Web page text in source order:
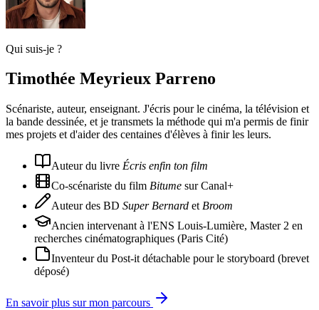
Qui suis-je ?
Timothée Meyrieux Parreno
Scénariste, auteur, enseignant. J'écris pour le cinéma, la télévision et
la bande dessinée, et je transmets la méthode qui m'a permis de finir
mes projets et d'aider des centaines d'élèves à finir les leurs.
Auteur du livre Écris enfin ton film
Co-scénariste du film Bitume sur Canal+
Auteur des BD Super Bernard et Broom
Ancien intervenant à l'ENS Louis-Lumière, Master 2 en
recherches cinématographiques (Paris Cité)
Inventeur du Post-it détachable pour le storyboard (brevet
déposé)
En savoir plus sur mon parcours